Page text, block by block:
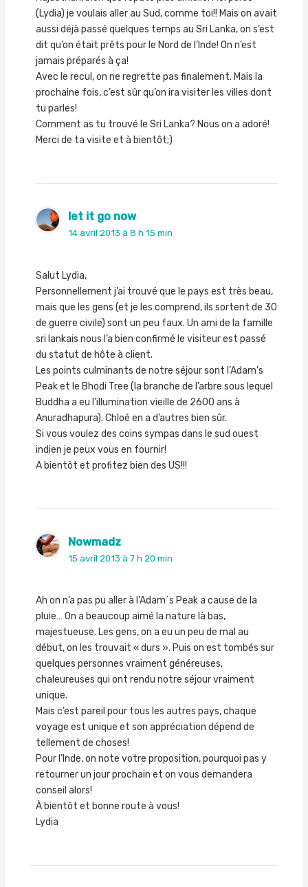
(Lydia) je voulais aller au Sud, comme toi!! Mais on avait
aussi déjà passé quelques temps au Sri Lanka, on s’est
dit qu’on était prêts pour le Nord de l’Inde! On n’est
jamais préparés à ça!
Avec le recul, on ne regrette pas finalement. Mais la
prochaine fois, c’est sûr qu’on ira visiter les villes dont
tu parles!
Comment as tu trouvé le Sri Lanka? Nous on a adoré!
Merci de ta visite et à bientôt;)
let it go now
14 avril 2013 à 8 h 15 min
Salut Lydia,
Personnellement j’ai trouvé que le pays est très beau,
mais que les gens (et je les comprend, ils sortent de 30
de guerre civile) sont un peu faux. Un ami de la famille
sri lankais nous l’a bien confirmé le visiteur est passé
du statut de hôte à client.
Les points culminants de notre séjour sont l’Adam’s
Peak et le Bhodi Tree (la branche de l’arbre sous lequel
Buddha a eu l’illumination vieille de 2600 ans à
Anuradhapura). Chloé en a d’autres bien sûr.
Si vous voulez des coins sympas dans le sud ouest
indien je peux vous en fournir!
A bientôt et profitez bien des US!!!
Nowmadz
15 avril 2013 à 7 h 20 min
Ah on n’a pas pu aller à l’Adam´s Peak a cause de la
pluie… On a beaucoup aimé la nature là bas,
majestueuse. Les gens, on a eu un peu de mal au
début, on les trouvait « durs ». Puis on est tombés sur
quelques personnes vraiment généreuses,
chaleureuses qui ont rendu notre séjour vraiment
unique.
Mais c’est pareil pour tous les autres pays, chaque
voyage est unique et son appréciation dépend de
tellement de choses!
Pour l’Inde, on note votre proposition, pourquoi pas y
retourner un jour prochain et on vous demandera
conseil alors!
À bientôt et bonne route à vous!
Lydia